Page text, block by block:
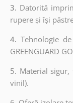
3. Datorită
rupere și își
4. Tehnologie
GREENGUARD
5. Material sigur,
vinil).